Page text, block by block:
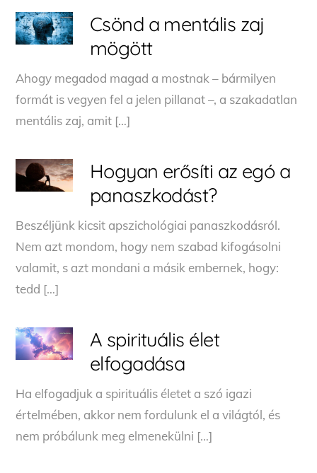
Csönd a mentális zaj
mögött
Ahogy megadod magad a mostnak – bármilyen
formát is vegyen fel a jelen pillanat –, a szakadatlan
mentális zaj, amit […]
Hogyan erősíti az egó a
panaszkodást?
Beszéljünk kicsit apszichológiai panaszkodásról.
Nem azt mondom, hogy nem szabad kifogásolni
valamit, s azt mondani a másik embernek, hogy:
tedd […]
A spirituális élet
elfogadása
Ha elfogadjuk a spirituális életet a szó igazi
értelmében, akkor nem fordulunk el a világtól, és
nem próbálunk meg elmenekülni […]